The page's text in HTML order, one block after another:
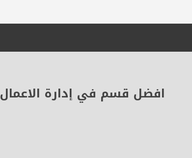
افضل قسم في إدارة الاعمال